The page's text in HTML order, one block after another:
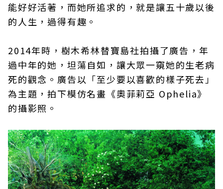
能好好活著，而她所追求的，就是讓五十歲以後
的人生，過得有趣。
2014年時，樹木希林替寶島社拍攝了廣告，年
過中年的她，坦蕩自如，讓大眾一窺她的生老病
死的觀念。廣告以「至少要以喜歡的樣子死去」
為主題，拍下模仿名畫《奧菲莉亞 Ophelia》
的攝影照。